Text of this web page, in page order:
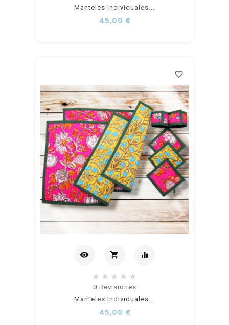
stock
Manteles Individuales...
45,00 €Precio
favorite_border
visibility shopping_cart
Añadir
al
equalizer
0 Revisiones
Manteles Individuales...
45,00 €Precio